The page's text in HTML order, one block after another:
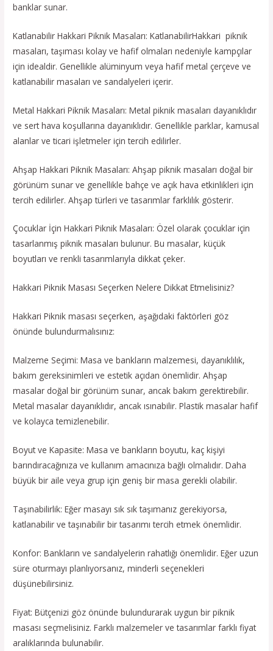
banklar sunar.
Katlanabilir Hakkari Piknik Masaları: KatlanabilirHakkari piknik
masaları, taşıması kolay ve hafif olmaları nedeniyle kampçılar
için idealdir. Genellikle alüminyum veya hafif metal çerçeve ve
katlanabilir masaları ve sandalyeleri içerir.
Metal Hakkari Piknik Masaları: Metal piknik masaları dayanıklıdır
ve sert hava koşullarına dayanıklıdır. Genellikle parklar, kamusal
alanlar ve ticari işletmeler için tercih edilirler.
Ahşap Hakkari Piknik Masaları: Ahşap piknik masaları doğal bir
görünüm sunar ve genellikle bahçe ve açık hava etkinlikleri için
tercih edilirler. Ahşap türleri ve tasarımlar farklılık gösterir.
Çocuklar İçin Hakkari Piknik Masaları: Özel olarak çocuklar için
tasarlanmış piknik masaları bulunur. Bu masalar, küçük
boyutları ve renkli tasarımlarıyla dikkat çeker.
Hakkari Piknik Masası Seçerken Nelere Dikkat Etmelisiniz?
Hakkari Piknik masası seçerken, aşağıdaki faktörleri göz
önünde bulundurmalısınız:
Malzeme Seçimi: Masa ve bankların malzemesi, dayanıklılık,
bakım gereksinimleri ve estetik açıdan önemlidir. Ahşap
masalar doğal bir görünüm sunar, ancak bakım gerektirebilir.
Metal masalar dayanıklıdır, ancak ısınabilir. Plastik masalar hafif
ve kolayca temizlenebilir.
Boyut ve Kapasite: Masa ve bankların boyutu, kaç kişiyi
barındıracağınıza ve kullanım amacınıza bağlı olmalıdır. Daha
büyük bir aile veya grup için geniş bir masa gerekli olabilir.
Taşınabilirlik: Eğer masayı sık sık taşımanız gerekiyorsa,
katlanabilir ve taşınabilir bir tasarımı tercih etmek önemlidir.
Konfor: Bankların ve sandalyelerin rahatlığı önemlidir. Eğer uzun
süre oturmayı planlıyorsanız, minderli seçenekleri
düşünebilirsiniz.
Fiyat: Bütçenizi göz önünde bulundurarak uygun bir piknik
masası seçmelisiniz. Farklı malzemeler ve tasarımlar farklı fiyat
aralıklarında bulunabilir.